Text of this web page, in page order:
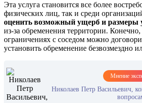
Эта услуга становится все более
физических лиц, так и среди
оценить возможный ущерб и
из-за обременения территории.
ограничениях с соседом можно
установить обременение безвозмездно
Мнение
Николаев Петр Васильевич,